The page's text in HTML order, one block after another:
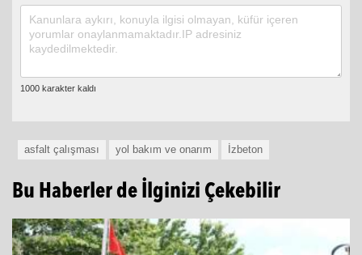
asfalt çalışması yol bakım ve onarım İzbeton
Bu Haberler de İlginizi Çekebilir